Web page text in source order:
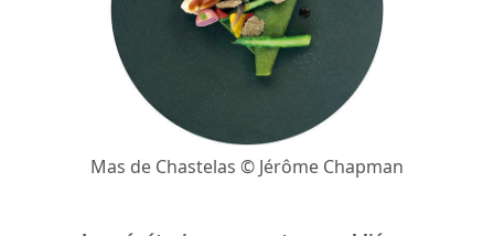
Mas de Chastelas © Jérôme Chapman